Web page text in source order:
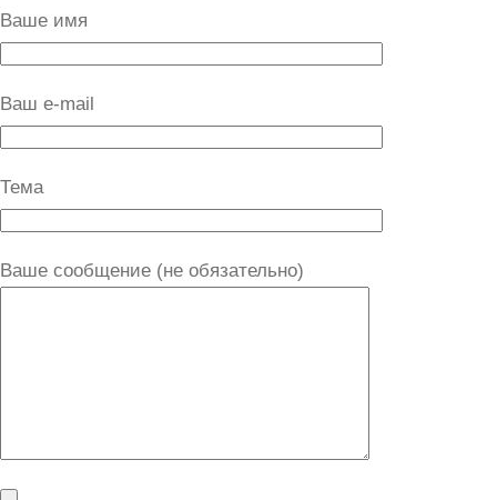
Ваше имя
Ваш e-mail
Тема
Ваше сообщение (не обязательно)